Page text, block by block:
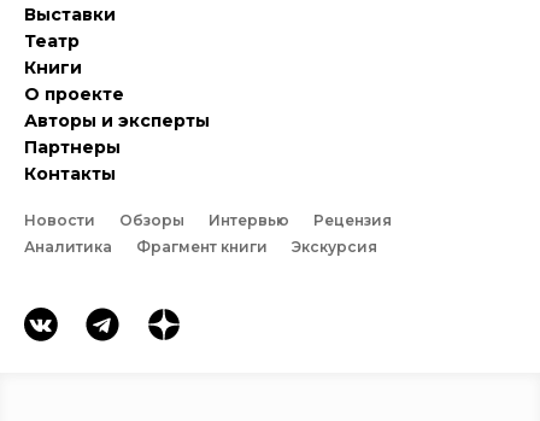
Выставки
Театр
Книги
О проекте
Авторы и эксперты
Партнеры
Контакты
Новости Обзоры Интервью
Рецензия
Аналитика
Фрагмент книги Экскурсия